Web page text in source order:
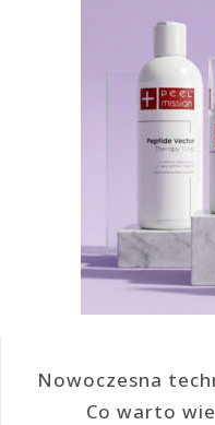
Nowoczesna
Co warto